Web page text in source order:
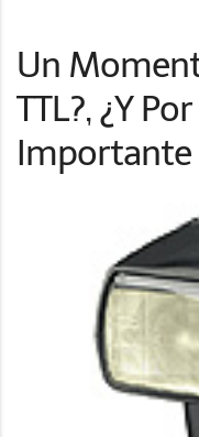
Un
TTL?, ¿Y
Importante